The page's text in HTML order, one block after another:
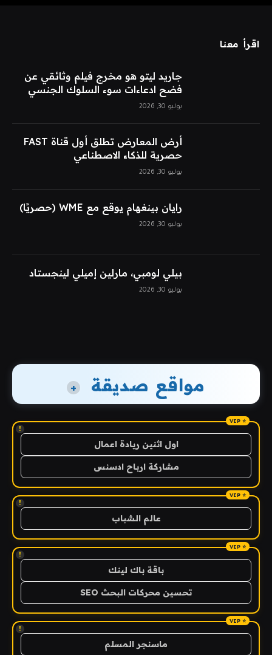
اقرأ معنا
جاريد ليتو هو مخرج فيلم وثائقي عن
فضح ادعاءات سوء السلوك الجنسي
يوليو 30, 2026
أرض المعارض تطلق أول قناة FAST
حصرية للذكاء الاصطناعي
يوليو 30, 2026
رايان بينغهام يوقع مع WME (حصريًا)
يوليو 30, 2026
بيلي لومبي، مارلين إميلي لينجستاد
يوليو 30, 2026
مواقع صديقة +
!
اول اثنين ريادة اعمال
مشاركة ارباح ادسنس
!
عالم الشباب
!
باقة باك لينك
تحسين محركات البحث SEO
!
ماسنجر المسلم